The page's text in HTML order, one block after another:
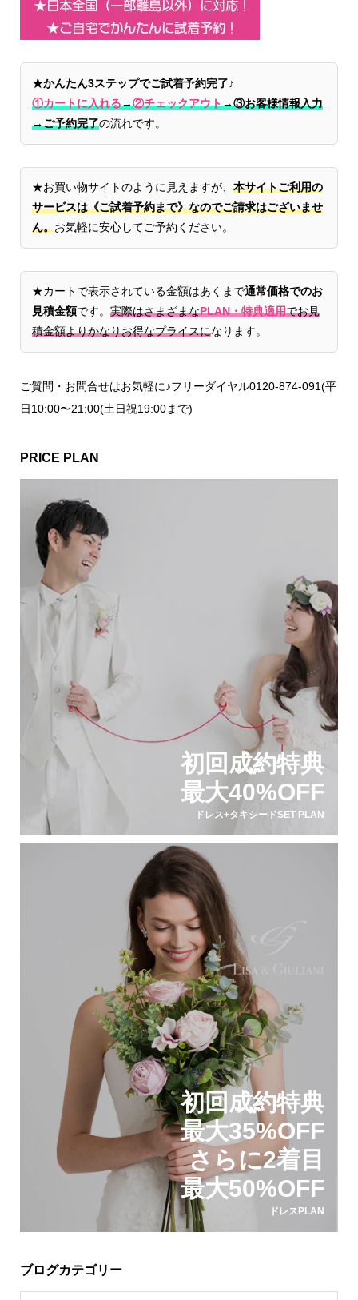
★かんたん3ステップでご試着予約完了♪
①カートに入れる→②チェックアウト→③お客様情報入力
→ご予約完了の流れです。
★お買い物サイトのように見えますが、 本サイトご利用の
サービスは《ご試着予約まで》なのでご請求はございませ
ん。お気軽に安心してご予約ください。
★カートで表示されている金額はあくまで通常価格でのお
見積金額です。 実際はさまざまなPLAN・特典適用でお見
積金額よりかなりお得なプライスになります。
ご質問・お問合せはお気軽に♪フリーダイヤル0120-874-091(平
日10:00〜21:00(土日祝19:00まで)
PRICE PLAN
初回成約特典
最大40%OFF
ドレス+タキシードSET PLAN
初回成約特典
最大35%OFF
さらに2着目
最大50%OFF
ドレスPLAN
ブログカテゴリー